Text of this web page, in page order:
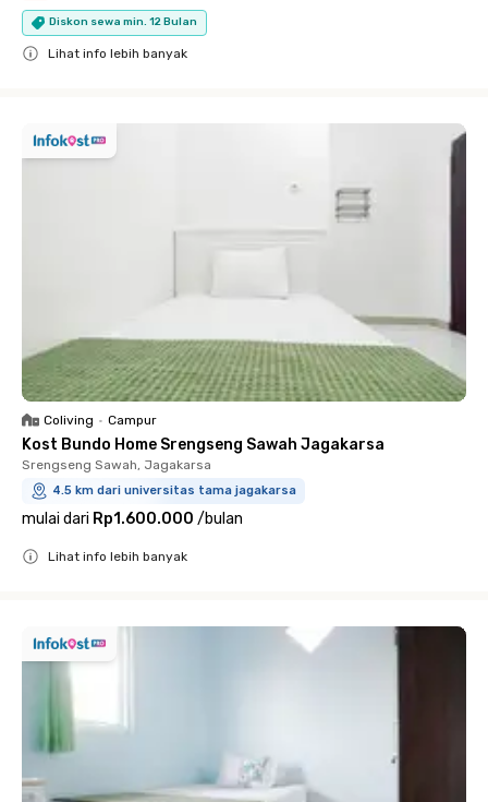
Diskon sewa min. 12 Bulan
Lihat info lebih banyak
Coliving • Campur
Kost Bundo Home Srengseng Sawah Jagakarsa
Srengseng Sawah, Jagakarsa
4.5 km dari universitas tama jagakarsa
mulai dari Rp1.600.000 /bulan
Lihat info lebih banyak